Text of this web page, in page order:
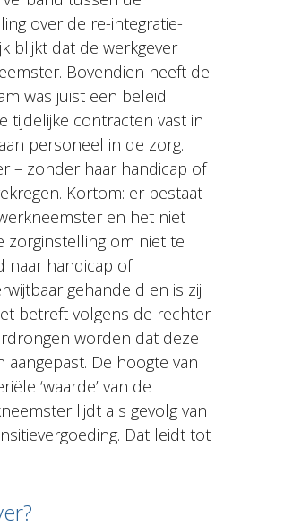
over de re-integratie-
blijkt dat de werkgever
Bovendien heeft de
was juist een beleid
tijdelijke contracten vast in
personeel in de zorg.
– zonder haar handicap of
Kortom: er bestaat
en het niet
zorginstelling om niet te
naar handicap of
gehandeld en is zij
betreft volgens de rechter
worden dat deze
De hoogte van
‘waarde’ van de
lijdt als gevolg van
Dat leidt tot